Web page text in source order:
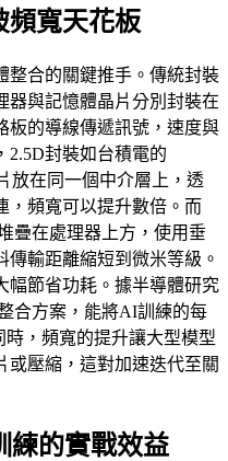
頻寬天花板
整合的關鍵推手。傳統封裝
器與記憶體晶片分別封裝在
板的導線傳遞訊號，速度與
2.5D封裝如台積電的
放在同一個中介層上，透
，頻寬可以提升數倍。而
疊在處理器上方，使用垂
輸距離縮短到微米等級。
幅節省功耗。據半導體研究
合方案，能將AI訓練的每
，頻寬的提升讓大型模型
或壓縮，這對加速迭代至關
練的實戰效益